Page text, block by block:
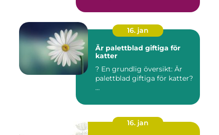
16. jan
Är palettblad giftiga för
katter
? En grundlig översikt: Är
palettblad giftiga för katter?
...
16. jan